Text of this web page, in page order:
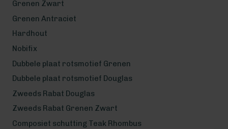
Grenen Zwart
Grenen Antraciet
Hardhout
Nobifix
Dubbele plaat rotsmotief Grenen
Dubbele plaat rotsmotief Douglas
Zweeds Rabat Douglas
Zweeds Rabat Grenen Zwart
Composiet schutting Teak Rhombus